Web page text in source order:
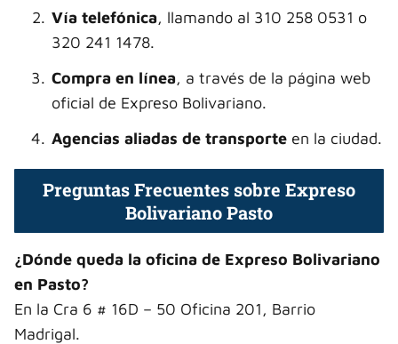
Vía telefónica, llamando al 310 258 0531 o
320 241 1478.
Compra en línea, a través de la página web
oficial de Expreso Bolivariano.
Agencias aliadas de transporte en la ciudad.
Preguntas Frecuentes sobre Expreso
Bolivariano Pasto
¿Dónde queda la oficina de Expreso Bolivariano
en Pasto?
En la Cra 6 # 16D – 50 Oficina 201, Barrio
Madrigal.